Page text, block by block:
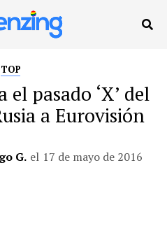
TOP
el pasado ‘X’ del
a Eurovisión
G. el 17 de mayo de 2016